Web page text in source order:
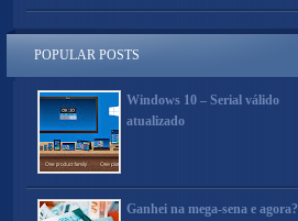
POPULAR POSTS
Windows 10 – Serial válido
atualizado
Ganhei na mega-sena e agora?